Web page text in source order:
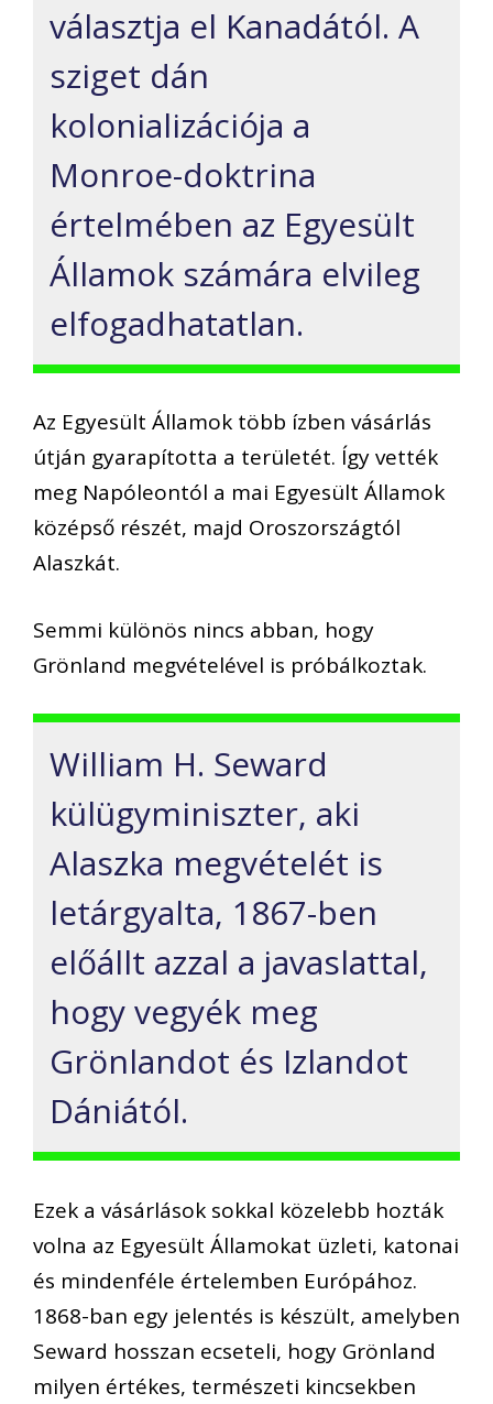
választja el Kanadától. A
sziget dán
kolonializációja a
Monroe-doktrina
értelmében az Egyesült
Államok számára elvileg
elfogadhatatlan.
Az Egyesült Államok több ízben vásárlás
útján gyarapította a területét. Így vették
meg Napóleontól a mai Egyesült Államok
középső részét, majd Oroszországtól
Alaszkát.
Semmi különös nincs abban, hogy
Grönland megvételével is próbálkoztak.
William H. Seward
külügyminiszter, aki
Alaszka megvételét is
letárgyalta, 1867-ben
előállt azzal a javaslattal,
hogy vegyék meg
Grönlandot és Izlandot
Dániától.
Ezek a vásárlások sokkal közelebb hozták
volna az Egyesült Államokat üzleti, katonai
és mindenféle értelemben Európához.
1868-ban egy jelentés is készült, amelyben
Seward hosszan ecseteli, hogy Grönland
milyen értékes, természeti kincsekben